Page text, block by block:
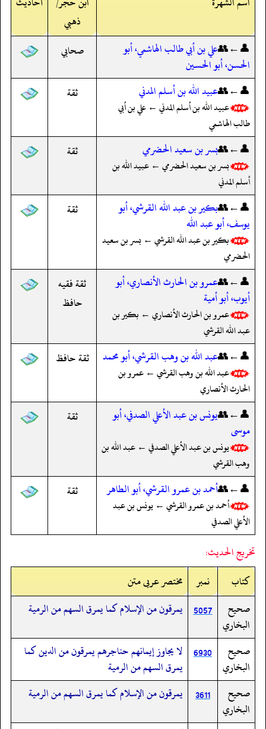
ذهبي
👤←👥علي بن أبي طالب الهاشمي، أبو
الحسن، أبو الحسين
صحابي
👤←👥عبيد الله بن أسلم المدني
عبيد الله بن أسلم المدني ← علي بن أبي
طالب الهاشمي
ثقة
👤←👥بسر بن سعيد الحضرمي
بسر بن سعيد الحضرمي ← عبيد الله بن
أسلم المدني
ثقة
👤←👥بكير بن عبد الله القرشي، أبو
يوسف، أبو عبد الله
بكير بن عبد الله القرشي ← بسر بن سعيد
الحضرمي
ثقة
👤←👥عمرو بن الحارث الأنصاري، أبو
أيوب، أبو أمية
عمرو بن الحارث الأنصاري ← بكير بن
عبد الله القرشي
ثقة فقيه
حافظ
👤←👥عبد الله بن وهب القرشي، أبو محمد
عبد الله بن وهب القرشي ← عمرو بن
الحارث الأنصاري
ثقة حافظ
👤←👥يونس بن عبد الأعلي الصدفي، أبو
موسى
يونس بن عبد الأعلي الصدفي ← عبد الله بن
وهب القرشي
ثقة
👤←👥أحمد بن عمرو القرشي، أبو الطاهر
أحمد بن عمرو القرشي ← يونس بن عبد
الأعلي الصدفي
ثقة
تخريج الحديث:
کتاب
نمبر
مختصر عربی متن
صحيح
البخاري
5057 يمرقون من الإسلام كما يمرق السهم من الرمية
صحيح
البخاري
6930 لا يجاوز إيمانهم حناجرهم يمرقون من الدين كما
يمرق السهم من الرمية
صحيح
البخاري
3611 يمرقون من الإسلام كما يمرق السهم من الرمية